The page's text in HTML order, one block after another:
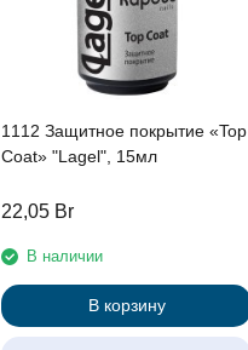
1112 Защитное покрытие «Top
Coat» "Lagel", 15мл
22,05 Br
В наличии
В корзину